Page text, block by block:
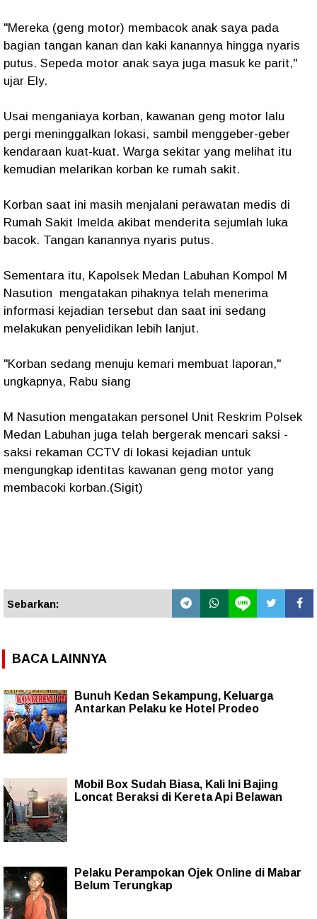
"Mereka (geng motor) membacok anak saya pada
bagian tangan kanan dan kaki kanannya hingga nyaris
putus. Sepeda motor anak saya juga masuk ke parit,"
ujar Ely.
Usai menganiaya korban, kawanan geng motor lalu
pergi meninggalkan lokasi, sambil menggeber-geber
kendaraan kuat-kuat. Warga sekitar yang melihat itu
kemudian melarikan korban ke rumah sakit.
Korban saat ini masih menjalani perawatan medis di
Rumah Sakit Imelda akibat menderita sejumlah luka
bacok. Tangan kanannya nyaris putus.
Sementara itu, Kapolsek Medan Labuhan Kompol M
Nasution mengatakan pihaknya telah menerima
informasi kejadian tersebut dan saat ini sedang
melakukan penyelidikan lebih lanjut.
"Korban sedang menuju kemari membuat laporan,"
ungkapnya, Rabu siang
M Nasution mengatakan personel Unit Reskrim Polsek
Medan Labuhan juga telah bergerak mencari saksi -
saksi rekaman CCTV di lokasi kejadian untuk
mengungkap identitas kawanan geng motor yang
membacoki korban.(Sigit)
Sebarkan:
BACA LAINNYA
Bunuh Kedan Sekampung, Keluarga
Antarkan Pelaku ke Hotel Prodeo
Mobil Box Sudah Biasa, Kali Ini Bajing
Loncat Beraksi di Kereta Api Belawan
Pelaku Perampokan Ojek Online di Mabar
Belum Terungkap